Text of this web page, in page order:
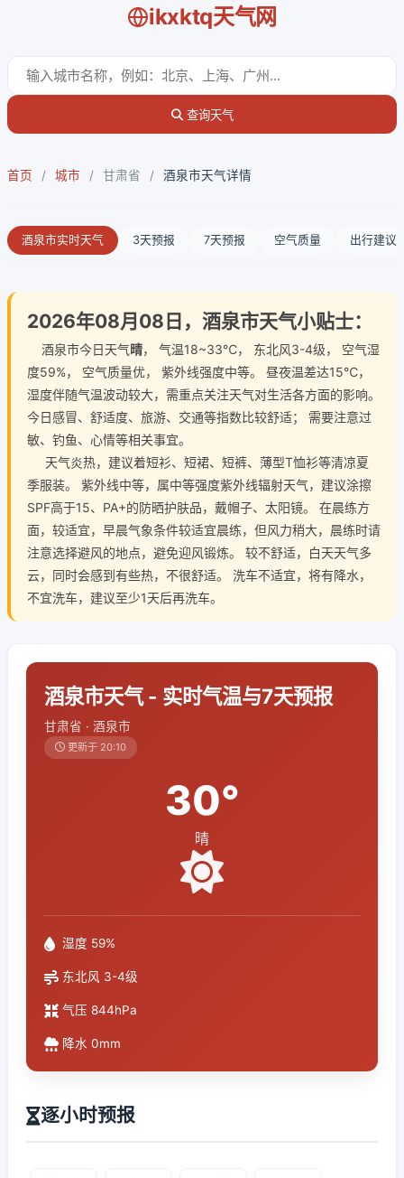
ikxktq天气网
查询天气
首页 / 城市 / 甘肃省 / 酒泉市天气详情
酒泉市实时天气 3天预报 7天预报 空气质量 出行建议
2026年08月08日，酒泉市天气小贴士：
酒泉市今日天气晴， 气温18~33℃， 东北风3-4级， 空气湿
度59%， 空气质量优， 紫外线强度中等。 昼夜温差达15℃，
湿度伴随气温波动较大，需重点关注天气对生活各方面的影响。
今日感冒、舒适度、旅游、交通等指数比较舒适； 需要注意过
敏、钓鱼、心情等相关事宜。
天气炎热，建议着短衫、短裙、短裤、薄型T恤衫等清凉夏
季服装。 紫外线中等，属中等强度紫外线辐射天气，建议涂擦
SPF高于15、PA+的防晒护肤品，戴帽子、太阳镜。 在晨练方
面，较适宜，早晨气象条件较适宜晨练，但风力稍大，晨练时请
注意选择避风的地点，避免迎风锻炼。 较不舒适，白天天气多
云，同时会感到有些热，不很舒适。 洗车不适宜，将有降水，
不宜洗车，建议至少1天后再洗车。
酒泉市天气 - 实时气温与7天预报
甘肃省 · 酒泉市
更新于 20:10
30°
晴
湿度 59%
东北风 3-4级
气压 844hPa
降水 0mm
逐小时预报